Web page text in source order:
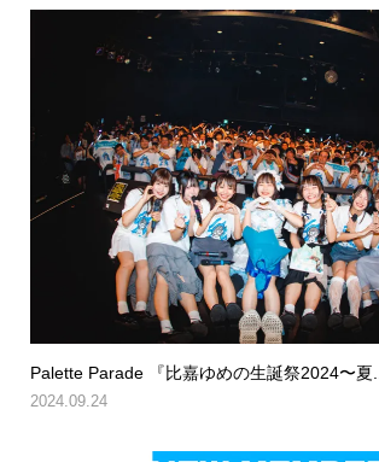
Palette Parade 『比嘉ゆめの生誕祭2024〜夏...
2024.09.24